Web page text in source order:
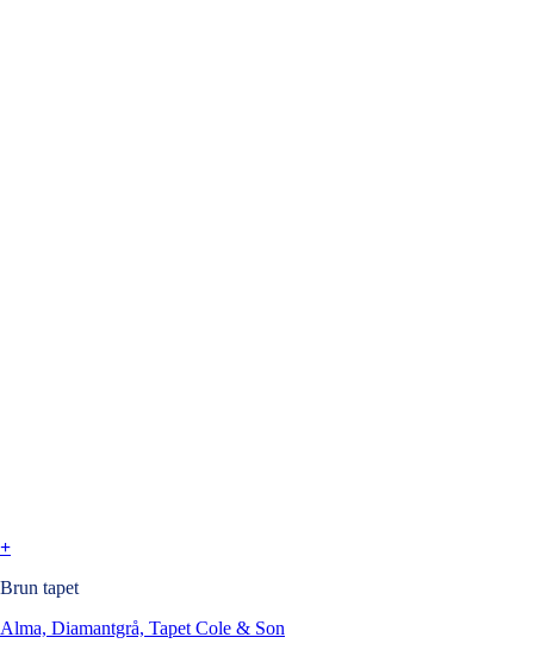
+
Brun tapet
Alma, Diamantgrå, Tapet Cole & Son